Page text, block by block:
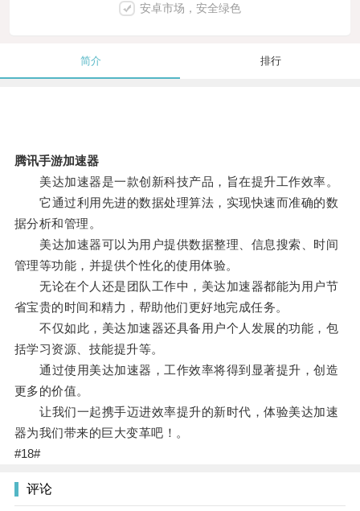
安卓市场，安全绿色
简介 排行
腾讯手游加速器
美达加速器是一款创新科技产品，旨在提升工作效率。
它通过利用先进的数据处理算法，实现快速而准确的数
据分析和管理。
美达加速器可以为用户提供数据整理、信息搜索、时间
管理等功能，并提供个性化的使用体验。
无论在个人还是团队工作中，美达加速器都能为用户节
省宝贵的时间和精力，帮助他们更好地完成任务。
不仅如此，美达加速器还具备用户个人发展的功能，包
括学习资源、技能提升等。
通过使用美达加速器，工作效率将得到显著提升，创造
更多的价值。
让我们一起携手迈进效率提升的新时代，体验美达加速
器为我们带来的巨大变革吧！。
#18#
评论